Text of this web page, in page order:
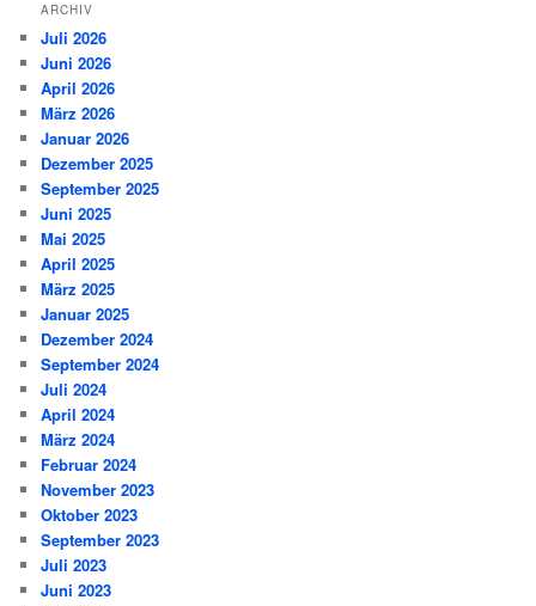
ARCHIV
Juli 2026
Juni 2026
April 2026
März 2026
Januar 2026
Dezember 2025
September 2025
Juni 2025
Mai 2025
April 2025
März 2025
Januar 2025
Dezember 2024
September 2024
Juli 2024
April 2024
März 2024
Februar 2024
November 2023
Oktober 2023
September 2023
Juli 2023
Juni 2023